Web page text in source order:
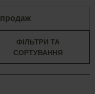
ФІЛЬТРИ ТА
СОРТУВАННЯ